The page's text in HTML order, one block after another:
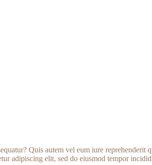
Quis autem vel eum iure reprehenderit
adipiscing elit, sed do eiusmod tempor